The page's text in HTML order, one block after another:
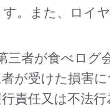
。また、ロイ
三者が⾷べロ
が受けた損害
責任又は不法